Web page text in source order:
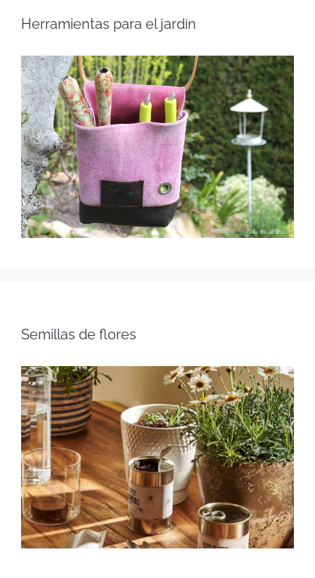
Herramientas para el jardín
Semillas de flores